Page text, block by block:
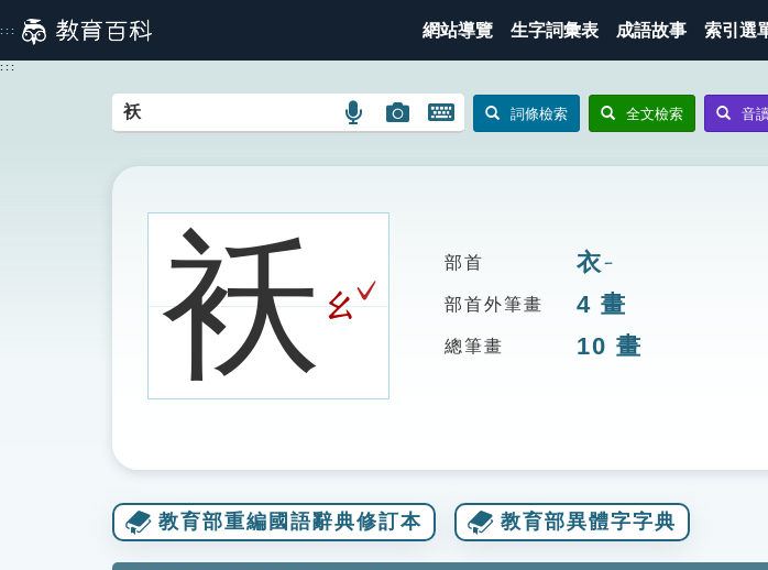
到
主
::: 網站導覽 生字詞彙表 成語故事 索引選
:::
語
搜
圖
圖
搜
開
鍵
詞條檢索 全文檢索 音
袄ㄠ
ˇ
部首 衣 ㄧ
部首外筆畫 4 畫
總筆畫 10 畫
教育部重編國語辭典修訂本 教育部異體字字典